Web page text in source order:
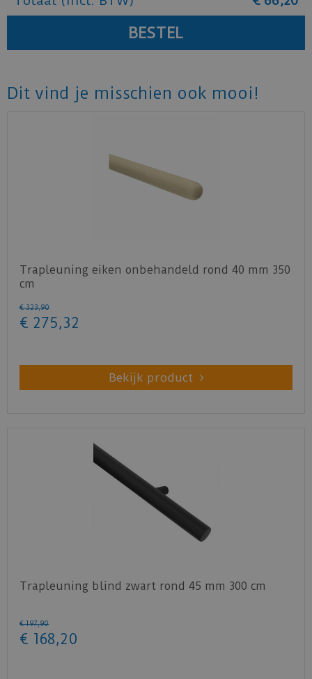
Dit vind je misschien ook mooi!
Trapleuning eiken onbehandeld rond 40 mm 350
cm
€ 323,90
€ 275,32
Bekijk product
Trapleuning blind zwart rond 45 mm 300 cm
€ 197,90
€ 168,20